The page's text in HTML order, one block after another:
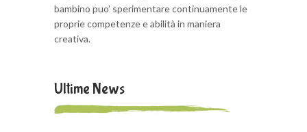
bambino puo' sperimentare continuamente le
proprie competenze e abilità in maniera
creativa.
Ultime News